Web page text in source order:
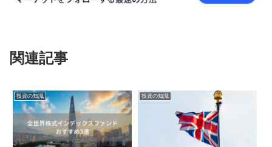
関連記事
投資の知識 投資の知識